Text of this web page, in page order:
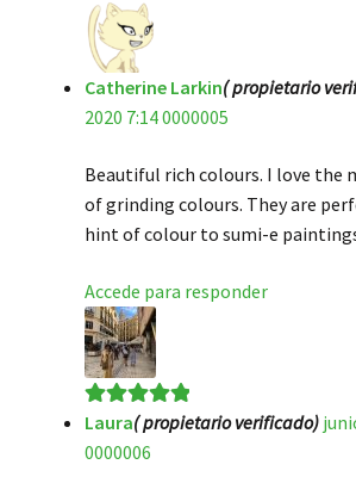
Catherine Larkin( propietario
2020 7:14 0000005
Beautiful rich colours. I love the
of grinding colours. They are
hint of colour to sumi-e
Accede para responder
Valorado en5
de 5
Laura( propietario verificado)
0000006